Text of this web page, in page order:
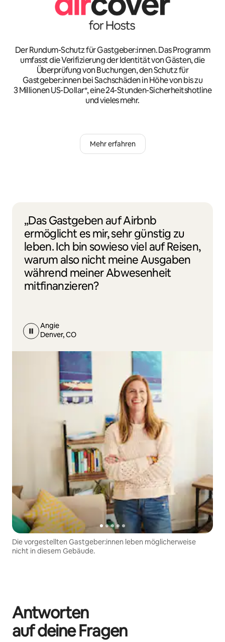
Der Rundum-Schutz für Gastgeber:innen. Das Programm
umfasst die Verifizierung der Identität von Gästen, die
Überprüfung von Buchungen, den Schutz für
Gastgeber:innen bei Sachschäden in Höhe von bis zu
3 Millionen US-Dollar*, eine 24-Stunden-Sicherheitshotline
und vieles mehr.
Mehr erfahren
„Das Gastgeben auf Airbnb
ermöglicht es mir, sehr günstig zu
leben. Ich bin sowieso viel auf Reisen,
warum also nicht meine Ausgaben
während meiner Abwesenheit
mitfinanzieren?
Angie
Denver, CO
Die vorgestellten Gastgeber:innen leben möglicherweise
nicht in diesem Gebäude.
Antworten
auf deine Fragen